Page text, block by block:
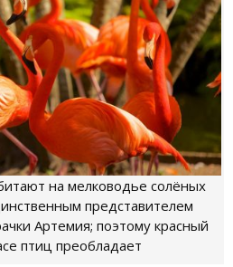
на мелководье солёных
представителем
Артемия; поэтому красный
птиц преобладает